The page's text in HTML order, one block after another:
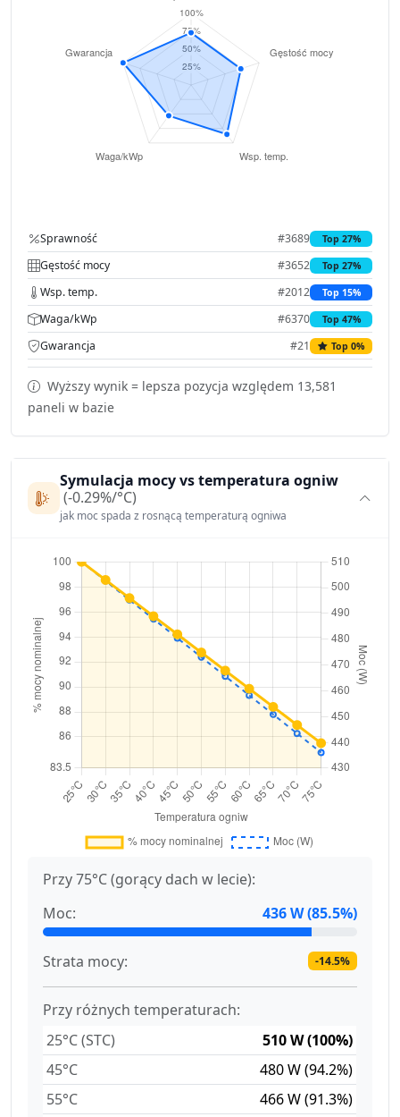
Sprawność #3689 Top 27%
Gęstość mocy #3652 Top 27%
Wsp. temp. #2012 Top 15%
Waga/kWp #6370 Top 47%
Gwarancja #21 Top 0%
Wyższy wynik = lepsza pozycja względem 13,581
paneli w bazie
Symulacja mocy vs temperatura ogniw
(-0.29%/°C)
jak moc spada z rosnącą temperaturą ogniwa
Przy 75°C (gorący dach w lecie):
Moc:
436 W (85.5%)
Strata mocy: -14.5%
Przy różnych temperaturach:
25°C (STC)
510 W (100%)
45°C
480 W (94.2%)
55°C
466 W (91.3%)